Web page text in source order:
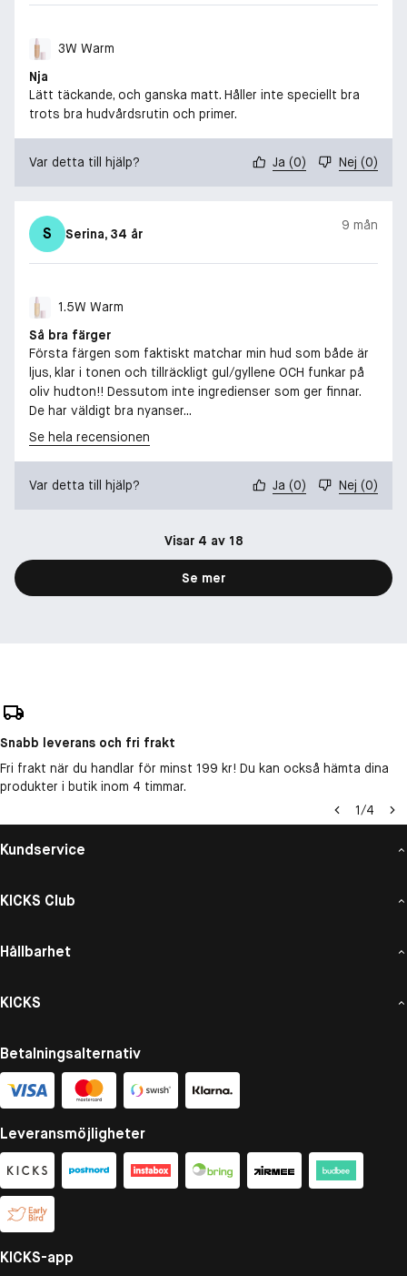
3W Warm
Nja
Lätt täckande, och ganska matt. Håller inte speciellt bra
trots bra hudvårdsrutin och primer.
Var detta till hjälp? Ja (0) Nej (0)
S Serina, 34 år
9 mån
1.5W Warm
Så bra färger
Första färgen som faktiskt matchar min hud som både är
ljus, klar i tonen och tillräckligt gul/gyllene OCH funkar på
oliv hudton!! Dessutom inte ingredienser som ger finnar.
De har väldigt bra nyanser...
Se hela recensionen
Var detta till hjälp? Ja (0) Nej (0)
Visar 4 av 18
Se mer
Snabb leverans och fri frakt
Fri frakt när du handlar för minst 199 kr! Du kan också hämta dina
produkter i butik inom 4 timmar.
1/4
Kundservice
KICKS Club
Hållbarhet
KICKS
Betalningsalternativ
Leveransmöjligheter
KICKS-app